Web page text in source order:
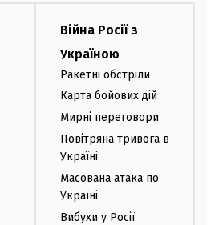
Війна Росії з
Україною
Ракетні обстріли
Карта бойових дій
Мирні переговори
Повітряна тривога в
Україні
Масована атака по
Україні
Вибухи у Росії